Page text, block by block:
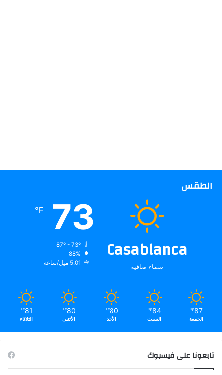
الطقس
Casablanca
سماء صافية
73
℉
88%
5.01 ميل/ساعة
87
℉
الجمعة
84
℉
السبت
80
℉
الأحد
80
℉
الأثنين
81
℉
الثلاثاء
تابعونا على فيسبوك